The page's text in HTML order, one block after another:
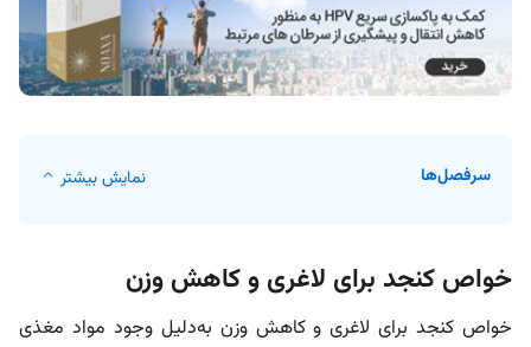
سرفصل‌ها نمایش بیشتر
خواص کنجد برای لاغری و کاهش وزن
خواص کنجد برای لاغری و کاهش وزن به‌دلیل وجود مواد مغذی